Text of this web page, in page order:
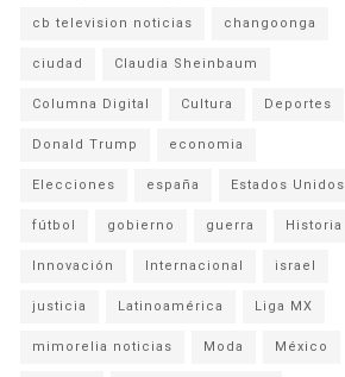
cb television noticias changoonga
ciudad Claudia Sheinbaum
Columna Digital Cultura Deportes
Donald Trump economia
Elecciones españa Estados Unidos
fútbol gobierno guerra Historia
Innovación Internacional israel
justicia Latinoamérica Liga MX
mimorelia noticias Moda México